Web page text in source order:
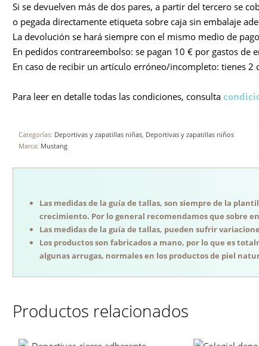
Si se devuelven más de dos pares, a partir del tercero se
o pegada directamente etiqueta sobre caja sin embalaje
La devolución se hará siempre con el mismo medio de
En pedidos contrareembolso: se pagan 10 € por gastos de
En caso de recibir un artículo erróneo/incompleto: tienes 2
Para leer en detalle todas las condiciones, consulta
Categorías: Deportivas y zapatillas niñas, Deportivas y zapatillas niños
Marca: Mustang
Las medidas de la guía de tallas, son siempre de la
crecimiento. Por lo general recomendamos que sobre
Las medidas de la guía de tallas, pueden sufrir
Los productos son fabricados a mano, por lo que es
algunas arrugas, normales en los productos de piel
Productos relacionados